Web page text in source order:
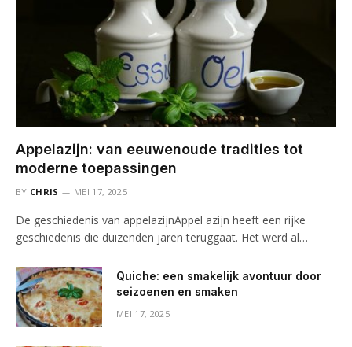
Appelazijn: van eeuwenoude tradities tot
moderne toepassingen
BY CHRIS MEI 17, 2025
De geschiedenis van appelazijnAppel azijn heeft een rijke
geschiedenis die duizenden jaren teruggaat. Het werd al…
Quiche: een smakelijk avontuur door
seizoenen en smaken
MEI 17, 2025